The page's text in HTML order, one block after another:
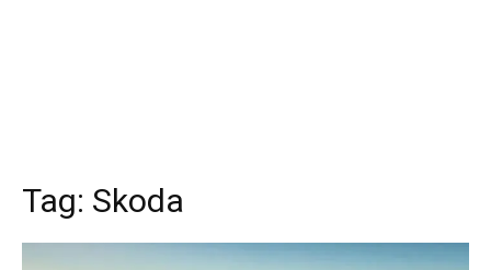
Tag: Skoda